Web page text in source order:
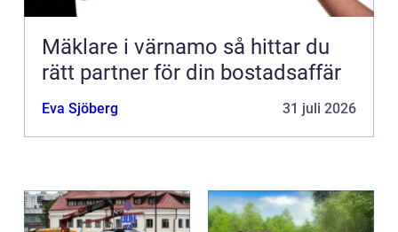
Mäklare i värnamo så hittar du
rätt partner för din bostadsaffär
Eva Sjöberg 31 juli 2026